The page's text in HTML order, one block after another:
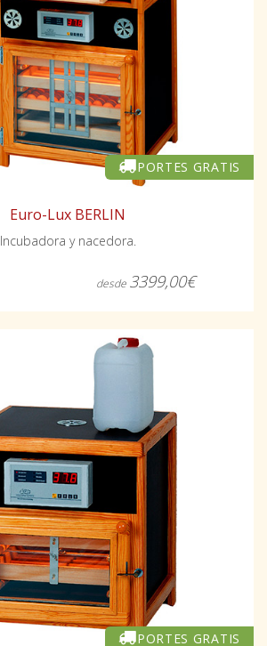
PORTES GRATIS
Euro-Lux BERLIN
Incubadora y nacedora.
desde 3399,00€
PORTES GRATIS